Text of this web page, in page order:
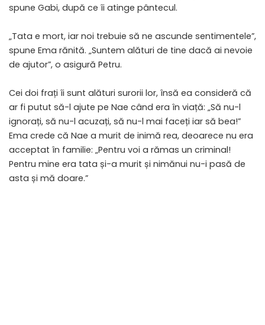
spune Gabi, după ce îi atinge pântecul.
„Tata e mort, iar noi trebuie să ne ascunde sentimentele”,
spune Ema rănită. „Suntem alături de tine dacă ai nevoie
de ajutor”, o asigură Petru.
Cei doi frați îi sunt alături surorii lor, însă ea consideră că
ar fi putut să-l ajute pe Nae când era în viață: „Să nu-l
ignorați, să nu-l acuzați, să nu-l mai faceți iar să bea!”
Ema crede că Nae a murit de inimă rea, deoarece nu era
acceptat în familie: „Pentru voi a rămas un criminal!
Pentru mine era tata și-a murit și nimănui nu-i pasă de
asta și mă doare.”